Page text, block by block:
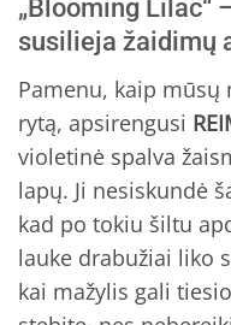
„Blooming Lilac“
susilieja žaidimų
Pamenu, kaip
rytą, apsirengusi
violetinė spalva
lapų. Ji nesiskundė
kad po tokiu šiltu
lauke drabužiai liko
kai mažylis gali